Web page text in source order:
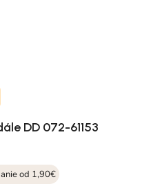
DD 072-61153
od 1,90€